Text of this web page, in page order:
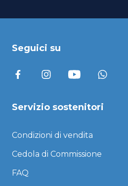
Seguici su
Servizio sostenitori
Condizioni di vendita
Cedola di Commissione
FAQ